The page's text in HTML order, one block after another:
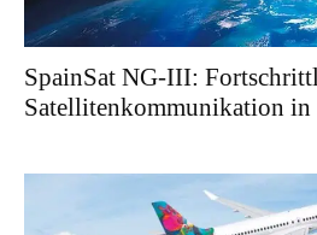
SpainSat NG-III:
Satellitenkommunikation in